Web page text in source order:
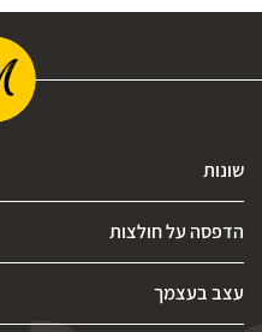
שונות
הדפסה על חולצות
עצב בעצמך